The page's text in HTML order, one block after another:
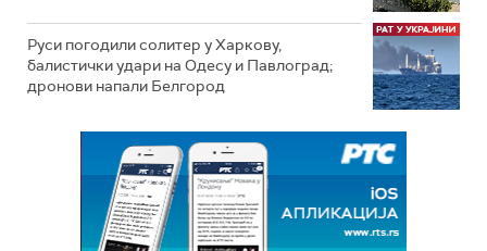
Руси погодили солитер у Харкову,
балистички удари на Одесу и Павлоград;
дронови напали Белгород